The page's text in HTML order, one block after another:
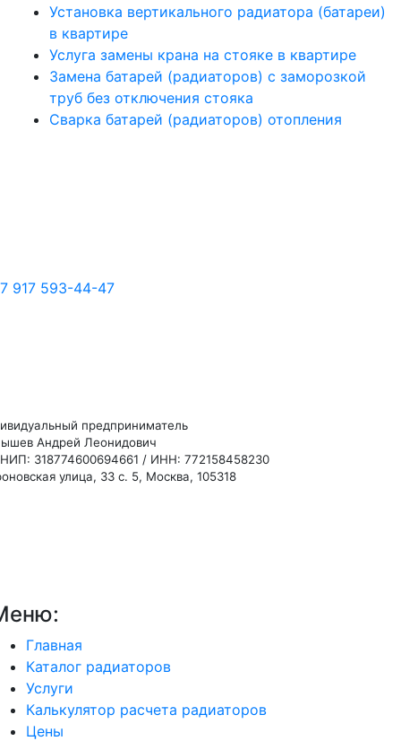
Установка вертикального радиатора (батареи)
в квартире
Услуга замены крана на стояке в квартире
Замена батарей (радиаторов) с заморозкой
труб без отключения стояка
Сварка батарей (радиаторов) отопления
917 593-44-47
предприниматель
Андрей Леонидович
318774600694661 / ИНН: 772158458230
улица, 33 с. 5, Москва, 105318
Главная
Каталог радиаторов
Услуги
Калькулятор расчета радиаторов
Цены